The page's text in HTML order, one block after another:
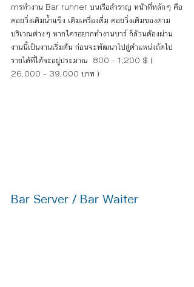
การทำงาน Bar runner บนเรือสำราญ หน้าที่หลักๆ คือ
คอยวิ่งเติมน้ำแข็ง เติมเครื่องดื่ม คอยวิ่งเติมของตาม
บริเวณต่างๆ หากใครอยากทำงานบาร์ ก็ล้วนต้องผ่าน
งานนี้เป็นงานเริ่มต้น ก่อนจะพัฒนาไปสู่ตำแหน่งถัดไป
รายได้ที่ได้จะอยู่ประมาณ 800 - 1,200 $ (
26,000 - 39,000 บาท )
Bar Server / Bar Waiter